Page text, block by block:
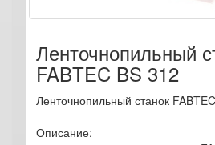
Ленточнопильный
FABTEC BS 312
Ленточнопильный станок
Описание: